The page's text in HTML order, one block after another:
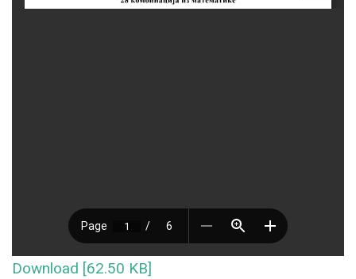
Download [62.50 KB]